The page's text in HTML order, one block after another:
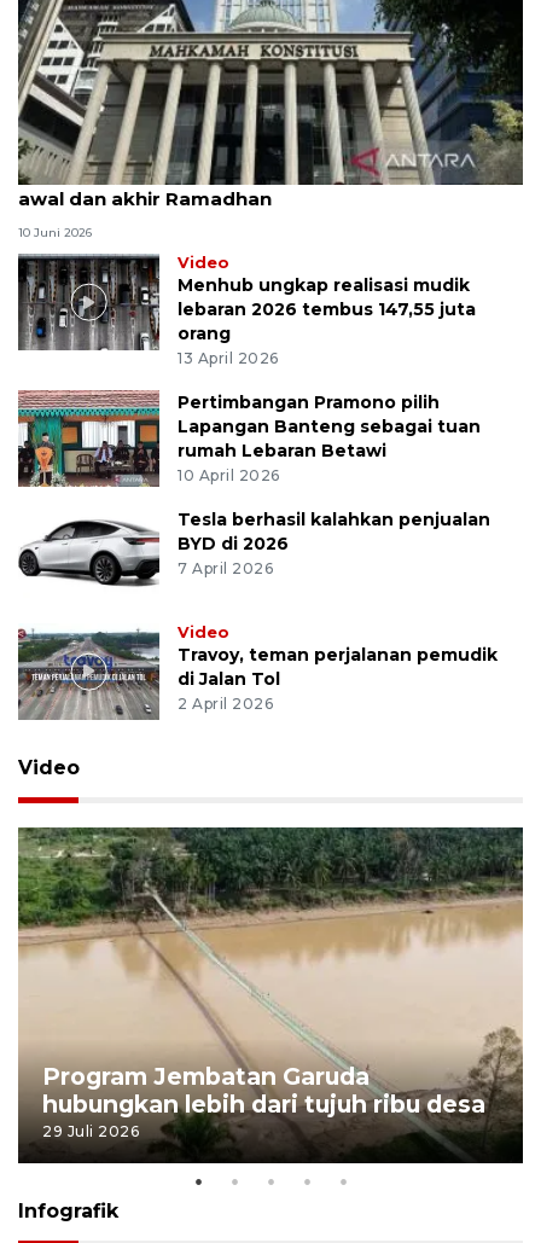
MK uji materi UU Peradilan Agama perihal isbat
awal dan akhir Ramadhan
10 Juni 2026
Video
Menhub ungkap realisasi mudik
lebaran 2026 tembus 147,55 juta
orang
13 April 2026
Pertimbangan Pramono pilih
Lapangan Banteng sebagai tuan
rumah Lebaran Betawi
10 April 2026
Tesla berhasil kalahkan penjualan
BYD di 2026
7 April 2026
Video
Travoy, teman perjalanan pemudik
di Jalan Tol
2 April 2026
Video
Program Jembatan Garuda
hubungkan lebih dari tujuh ribu desa
29 Juli 2026
Infografik